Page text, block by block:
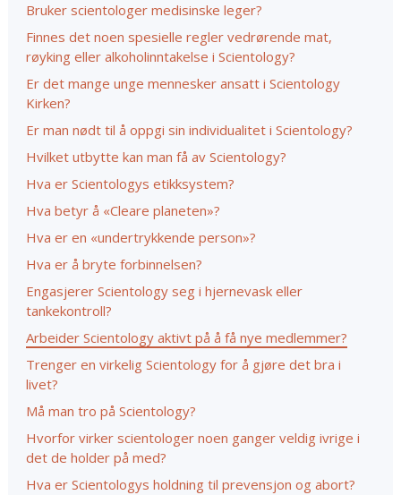
Bruker scientologer medisinske leger?
Finnes det noen spesielle regler vedrørende mat,
røyking eller alkoholinntakelse i Scientology?
Er det mange unge mennesker ansatt i Scientology
Kirken?
Er man nødt til å oppgi sin individualitet i Scientology?
Hvilket utbytte kan man få av Scientology?
Hva er Scientologys etikksystem?
Hva betyr å «Cleare planeten»?
Hva er en «undertrykkende person»?
Hva er å bryte forbinnelsen?
Engasjerer Scientology seg i hjernevask eller
tankekontroll?
Arbeider Scientology aktivt på å få nye medlemmer?
Trenger en virkelig Scientology for å gjøre det bra i
livet?
Må man tro på Scientology?
Hvorfor virker scientologer noen ganger veldig ivrige i
det de holder på med?
Hva er Scientologys holdning til prevensjon og abort?